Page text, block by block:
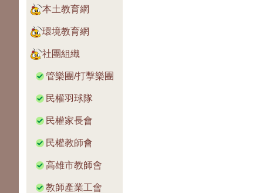
本土教育網
環境教育網
社團組織
管樂團/打擊樂團
民權羽球隊
民權家長會
民權教師會
高雄市教師會
教師產業工會